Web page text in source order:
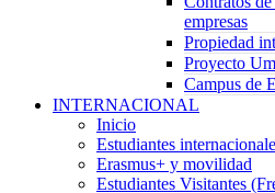
empresas
Propiedad
Proyecto
Campus de
INTERNACIONAL
Inicio
Estudiantes
Erasmus+ y movilidad
Estudiantes Visitantes